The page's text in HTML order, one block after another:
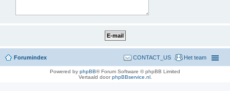
Forumindex Het team
CONTACT_US
Powered by phpBB® Forum Software © phpBB Limited
Vertaald doorphpBBservice.nl.